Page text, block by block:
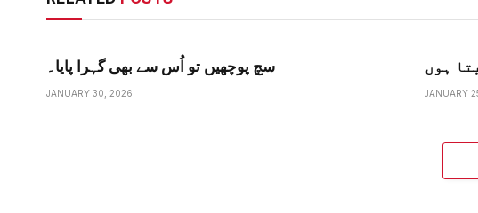
سچ پوچھیں تو اُس سے بھی گہرا پایا۔
JANUARY 30, 2026
ہوں
JANUARY